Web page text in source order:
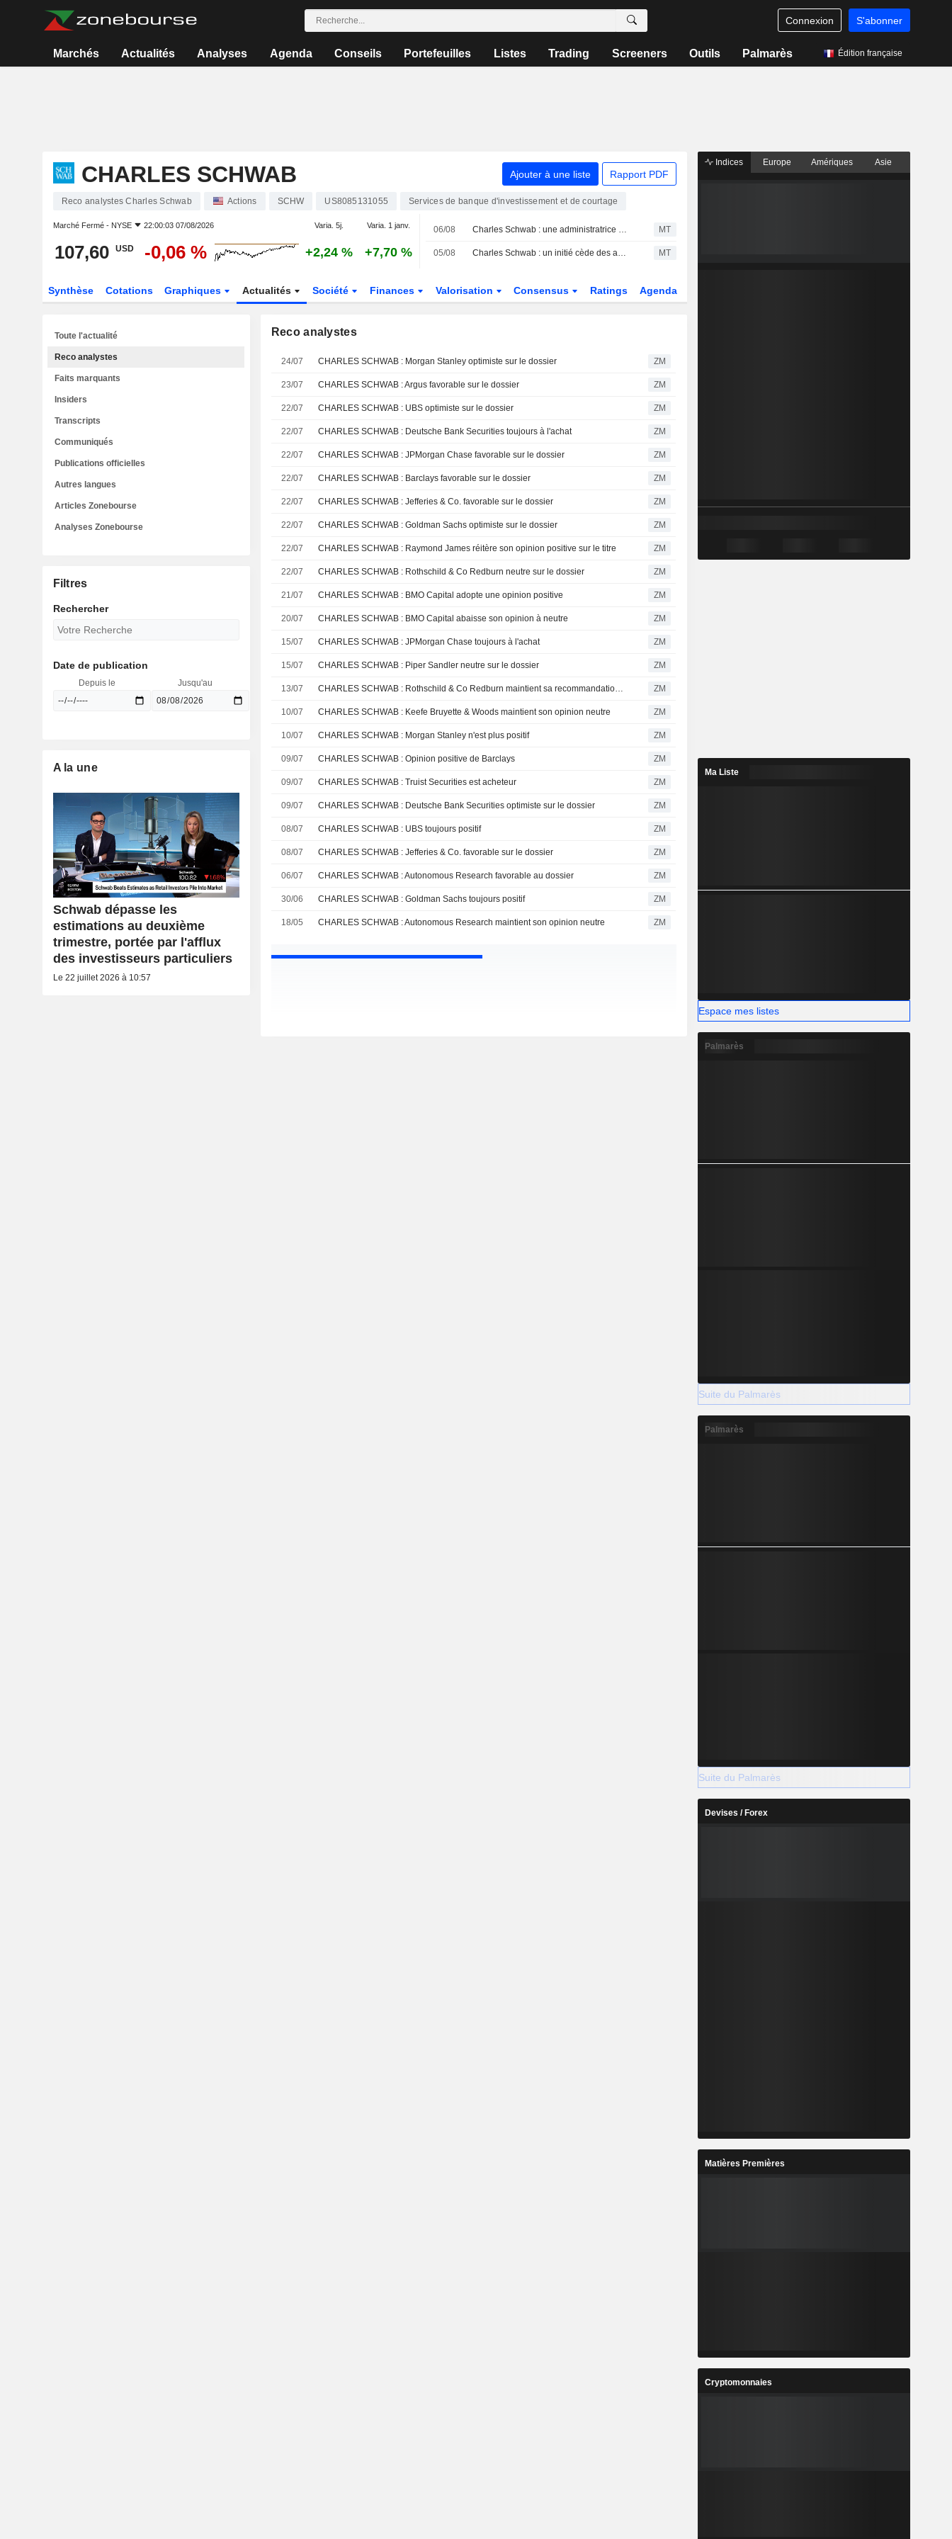
Connexion S'abonner
Marchés Actualités Analyses Agenda Conseils Portefeuilles Listes Trading Screeners Outils Palmarès Édition française
CHARLES SCHWAB Ajouter à une liste Rapport PDF
Reco analystes Charles Schwab Actions SCHW US8085131055 Services de banque d'investissement et de courtage
Marché Fermé - NYSE 22:00:03 07/08/2026 Varia. 5j. Varia. 1 janv.
107,60 USD -0,06 % +2,24 % +7,70 %
06/08 Charles Schwab : une administratrice cède des actions pour plus de 2,4 millions de dollars, selon un document de la SEC MT
05/08 Charles Schwab : un initié cède des actions pour un montant de 15 104 987 $, selon une récente déclaration à la SEC MT
Synthèse Cotations Graphiques Actualités Société Finances Valorisation Consensus Ratings Agenda
Reco analystes
24/07 CHARLES SCHWAB : Morgan Stanley optimiste sur le dossier ZM
23/07 CHARLES SCHWAB : Argus favorable sur le dossier ZM
22/07 CHARLES SCHWAB : UBS optimiste sur le dossier ZM
22/07 CHARLES SCHWAB : Deutsche Bank Securities toujours à l'achat ZM
22/07 CHARLES SCHWAB : JPMorgan Chase favorable sur le dossier ZM
22/07 CHARLES SCHWAB : Barclays favorable sur le dossier ZM
22/07 CHARLES SCHWAB : Jefferies & Co. favorable sur le dossier ZM
22/07 CHARLES SCHWAB : Goldman Sachs optimiste sur le dossier ZM
22/07 CHARLES SCHWAB : Raymond James réitère son opinion positive sur le titre ZM
22/07 CHARLES SCHWAB : Rothschild & Co Redburn neutre sur le dossier ZM
21/07 CHARLES SCHWAB : BMO Capital adopte une opinion positive ZM
20/07 CHARLES SCHWAB : BMO Capital abaisse son opinion à neutre ZM
15/07 CHARLES SCHWAB : JPMorgan Chase toujours à l'achat ZM
15/07 CHARLES SCHWAB : Piper Sandler neutre sur le dossier ZM
13/07 CHARLES SCHWAB : Rothschild & Co Redburn maintient sa recommandation neutre ZM
10/07 CHARLES SCHWAB : Keefe Bruyette & Woods maintient son opinion neutre ZM
10/07 CHARLES SCHWAB : Morgan Stanley n'est plus positif ZM
09/07 CHARLES SCHWAB : Opinion positive de Barclays ZM
09/07 CHARLES SCHWAB : Truist Securities est acheteur ZM
09/07 CHARLES SCHWAB : Deutsche Bank Securities optimiste sur le dossier ZM
08/07 CHARLES SCHWAB : UBS toujours positif ZM
08/07 CHARLES SCHWAB : Jefferies & Co. favorable sur le dossier ZM
06/07 CHARLES SCHWAB : Autonomous Research favorable au dossier ZM
30/06 CHARLES SCHWAB : Goldman Sachs toujours positif ZM
18/05 CHARLES SCHWAB : Autonomous Research maintient son opinion neutre ZM
Toute l'actualité
Reco analystes
Faits marquants
Insiders
Transcripts
Communiqués
Publications officielles
Autres langues
Articles Zonebourse
Analyses Zonebourse
Filtres
Rechercher
Date de publication
Depuis le Jusqu'au
A la une
Schwab dépasse les
estimations au deuxième
trimestre, portée par l'afflux
des investisseurs particuliers
Le 22 juillet 2026 à 10:57
Indices Europe Amériques Asie
Ma Liste
Espace mes listes
Palmarès
Suite du Palmarès
Palmarès
Suite du Palmarès
Devises / Forex
Matières Premières
Cryptomonnaies